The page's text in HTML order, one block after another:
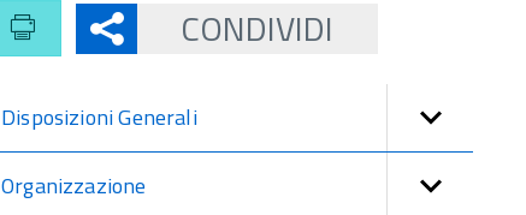
CONDIVIDI
Disposizioni Generali
Organizzazione